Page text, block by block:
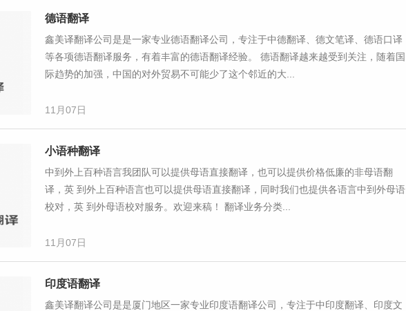
德语翻译
鑫美译翻译公司是是一家专业德语翻译公司，专注于中德翻译、德文笔译、德语口译
等各项德语翻译服务，有着丰富的德语翻译经验。 德语翻译越来越受到关注，随着国
际趋势的加强，中国的对外贸易不可能少了这个邻近的大...
11月07日
小语种翻译
中到外上百种语言我团队可以提供母语直接翻译，也可以提供价格低廉的非母语翻
译，英 到外上百种语言也可以提供母语直接翻译，同时我们也提供各语言中到外母语
校对，英 到外母语校对服务。欢迎来稿！ 翻译业务分类...
11月07日
印度语翻译
鑫美译翻译公司是是厦门地区一家专业印度语翻译公司，专注于中印度翻译、印度文